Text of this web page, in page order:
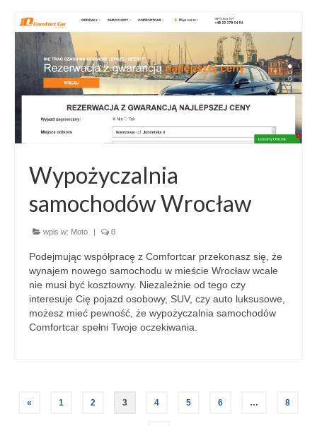
Wypożyczalnia
samochodów Wrocław
wpis w: Moto | 0
Podejmując współpracę z Comfortcar przekonasz się, że
wynajem nowego samochodu w mieście Wrocław wcale
nie musi być kosztowny. Niezależnie od tego czy
interesuje Cię pojazd osobowy, SUV, czy auto luksusowe,
możesz mieć pewność, że wypożyczalnia samochodów
Comfortcar spełni Twoje oczekiwania.
« 1 2 3 4 5 6 … 8